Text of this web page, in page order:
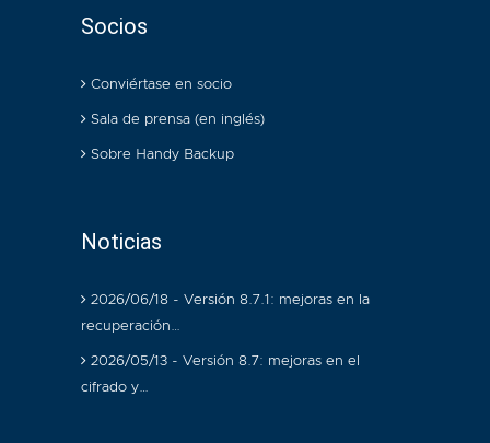
Socios
Conviértase en socio
Sala de prensa (en inglés)
Sobre Handy Backup
Noticias
2026/06/18 - Versión 8.7.1: mejoras en la
recuperación…
2026/05/13 - Versión 8.7: mejoras en el
cifrado y…